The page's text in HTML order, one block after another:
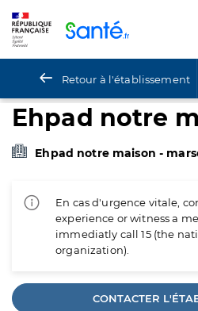
Retour à l'établissement
Ehpad notre
Ehpad notre maison -
En cas d'urgence vitale,
experience or witness a
immediatly call 15 (the
organization).
CONTACTER